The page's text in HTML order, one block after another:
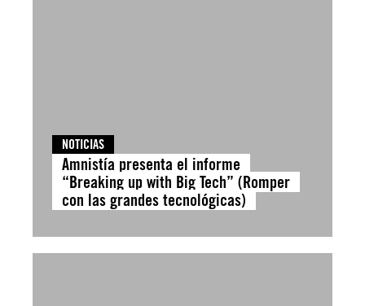
NOTICIAS
Amnistía presenta el informe
“Breaking up with Big Tech” (Romper
con las grandes tecnológicas)